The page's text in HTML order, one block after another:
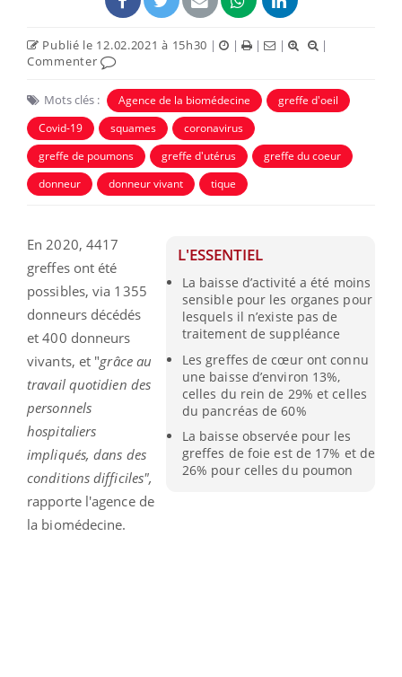
Publié le 12.02.2021 à 15h30 | | | |
|
Commenter
Mots clés : Agence de la biomédecine
greffe d'oeil
Covid-19
squames
coronavirus
greffe de poumons
greffe d'utérus
greffe du coeur
donneur
donneur vivant tique
L'ESSENTIEL
La baisse d’activité a été moins
sensible pour les organes pour
lesquels il n’existe pas de
traitement de suppléance
Les greffes de cœur ont connu
une baisse d’environ 13%,
celles du rein de 29% et celles
du pancréas de 60%
La baisse observée pour les
greffes de foie est de 17% et de
26% pour celles du poumon
En 2020, 4417
greffes ont été
possibles, via 1355
donneurs décédés
et 400 donneurs
vivants, et "grâce au
travail quotidien des
personnels
hospitaliers
impliqués, dans des
conditions difficiles",
rapporte l'agence de
la biomédecine.